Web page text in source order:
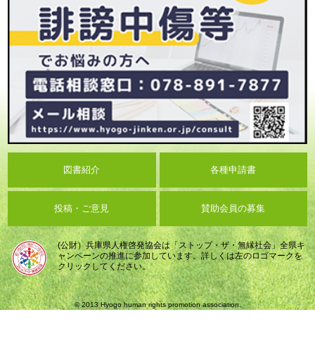
図書紹介 各種申請書
投稿・ご意見 賛助会員の募集
(公財）兵庫県人権啓発協会は「ストップ・ザ・無縁社会」全県キ
ャンペーンの推進に参加しています。詳しくは左のロゴマークを
クリックしてください。
© 2013 Hyogo human rights promotion association.